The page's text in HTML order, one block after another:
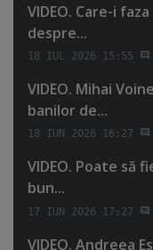
VIDEO. Care-i
despre...
18 IUL 2026 15:55
VIDEO. Mihai
banilor de...
18 IUN 2026 16:27
VIDEO. Poate să
bun...
17 IUN 2026 17:27
VIDEO. Andreea